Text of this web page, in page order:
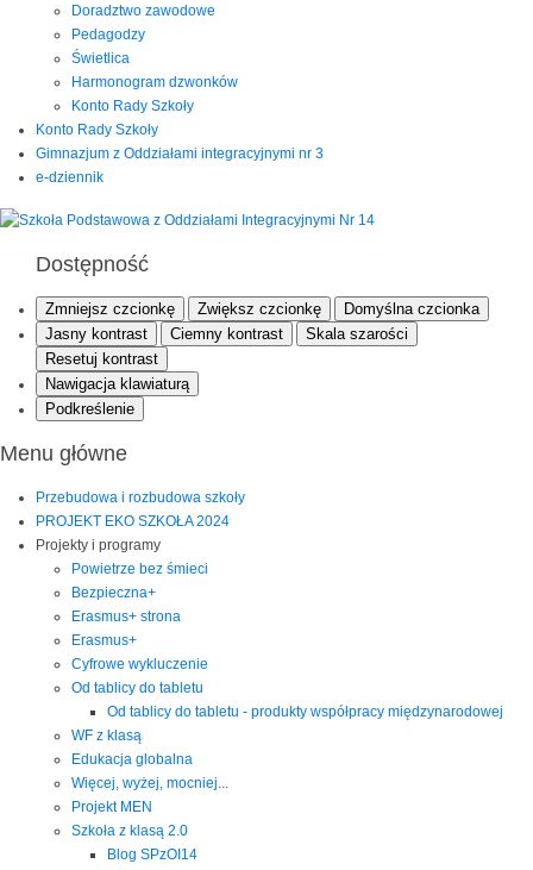
Doradztwo zawodowe
Pedagodzy
Świetlica
Harmonogram dzwonków
Konto Rady Szkoły
Konto Rady Szkoły
Gimnazjum z Oddziałami integracyjnymi nr 3
e-dziennik
Dostępność
Zmniejsz czcionkę Zwiększ czcionkę
Domyślna czcionka
Jasny kontrast
Ciemny kontrast
Skala szarości
Resetuj kontrast
Nawigacja klawiaturą
Podkreślenie
Menu główne
Przebudowa i rozbudowa szkoły
PROJEKT EKO SZKOŁA 2024
Projekty i programy
Powietrze bez śmieci
Bezpieczna+
Erasmus+ strona
Erasmus+
Cyfrowe wykluczenie
Od tablicy do tabletu
Od tablicy do tabletu - produkty współpracy międzynarodowej
WF z klasą
Edukacja globalna
Więcej, wyżej, mocniej...
Projekt MEN
Szkoła z klasą 2.0
Blog SPzOI14